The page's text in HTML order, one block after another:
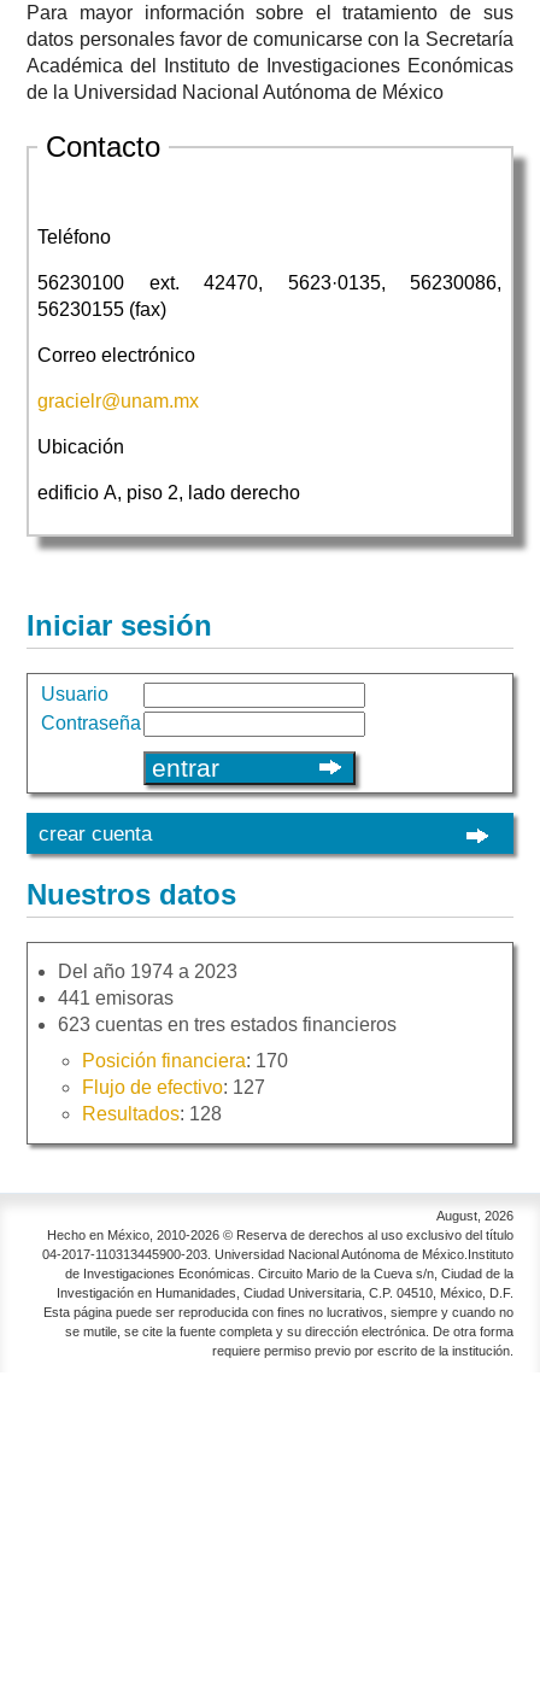
Para mayor información sobre el tratamiento de sus
datos personales favor de comunicarse con la Secretaría
Académica del Instituto de Investigaciones Económicas
de la Universidad Nacional Autónoma de México
Contacto
Teléfono
56230100 ext. 42470, 5623·0135, 56230086,
56230155 (fax)
Correo electrónico
gracielr@unam.mx
Ubicación
edificio A, piso 2, lado derecho
Iniciar sesión
Usuario
Contraseña
crear cuenta
Nuestros datos
Del año 1974 a 2023
441 emisoras
623 cuentas en tres estados financieros
Posición financiera: 170
Flujo de efectivo: 127
Resultados: 128
August, 2026
Hecho en México, 2010-2026 © Reserva de derechos al uso exclusivo del título
04-2017-110313445900-203. Universidad Nacional Autónoma de México.Instituto
de Investigaciones Económicas. Circuito Mario de la Cueva s/n, Ciudad de la
Investigación en Humanidades, Ciudad Universitaria, C.P. 04510, México, D.F.
Esta página puede ser reproducida con fines no lucrativos, siempre y cuando no
se mutile, se cite la fuente completa y su dirección electrónica. De otra forma
requiere permiso previo por escrito de la institución.